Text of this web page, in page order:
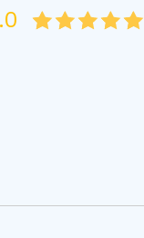
45
4
35
3
25
2
15
1
05